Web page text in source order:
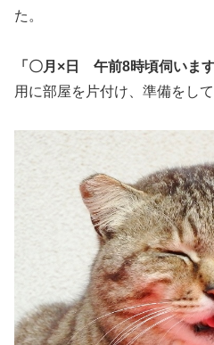
た。
「〇月×日 午前8時頃伺います
用に部屋を片付け、準備をして